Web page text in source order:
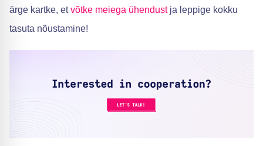
ärge kartke, etvõtke meiega ühendustja leppige kokku
tasuta nõustamine!